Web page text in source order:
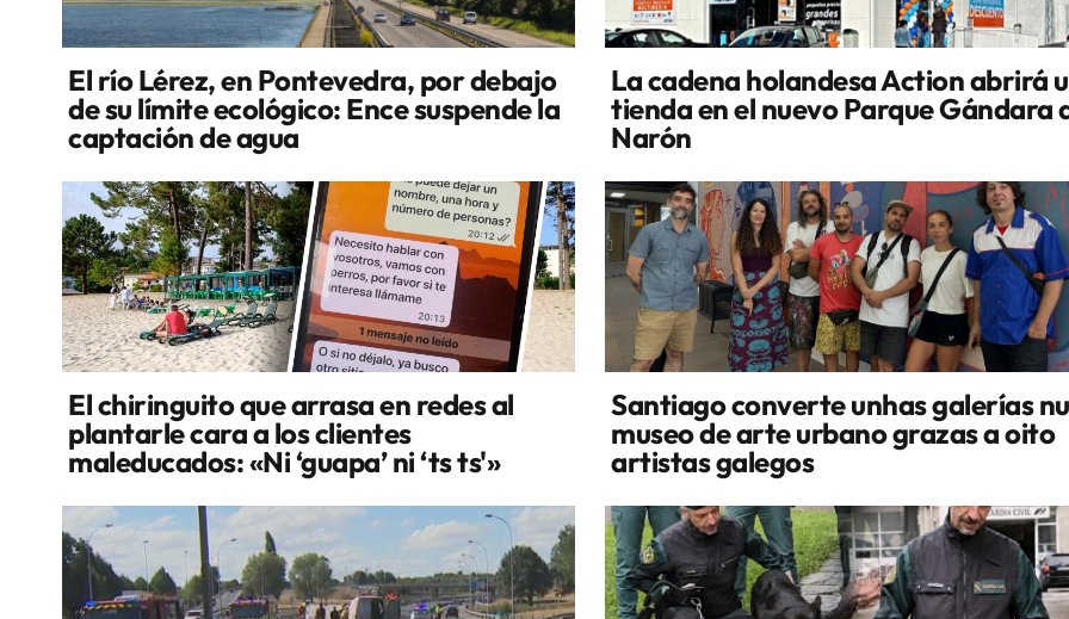
El río Lérez, en Pontevedra, por debajo
de su límite ecológico: Ence suspende la
captación de agua
La cadena holandesa Action abrirá
tienda en el nuevo Parque Gándara
Narón
El chiringuito que arrasa en redes al
plantarle cara a los clientes
maleducados: «Ni ‘guapa’ ni ‘ts ts'»
Santiago converte unhas galerías
museo de arte urbano grazas a oito
artistas galegos